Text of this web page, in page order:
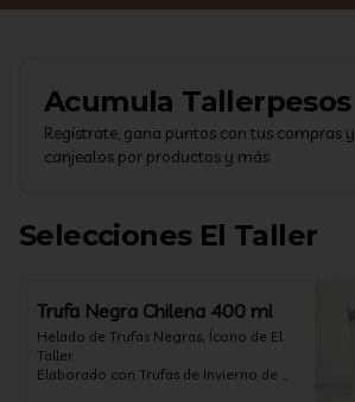
Acumula Tallerpesos
Regístrate, gana puntos con tus compras y
canjealos por productos y más
Selecciones El Taller
Trufa Negra Chilena 400 ml
Helado de Trufas Negras, Ícono de El
Taller
Elaborado con Trufas de Invierno de